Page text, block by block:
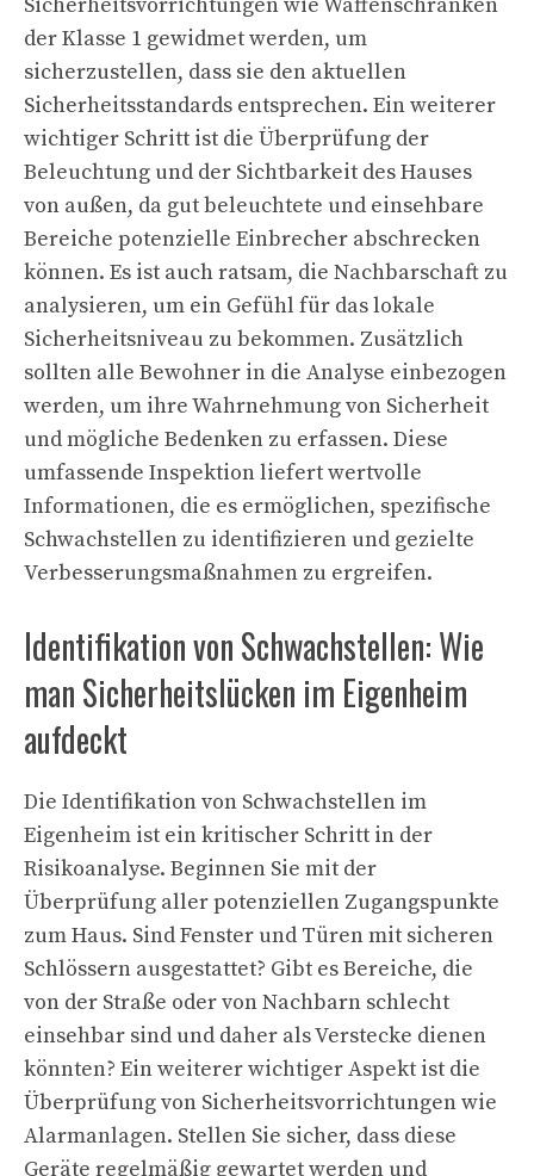
der Klasse 1 gewidmet werden, um
sicherzustellen, dass sie den aktuellen
Sicherheitsstandards entsprechen. Ein weiterer
wichtiger Schritt ist die Überprüfung der
Beleuchtung und der Sichtbarkeit des Hauses
von außen, da gut beleuchtete und einsehbare
Bereiche potenzielle Einbrecher abschrecken
können. Es ist auch ratsam, die Nachbarschaft zu
analysieren, um ein Gefühl für das lokale
Sicherheitsniveau zu bekommen. Zusätzlich
sollten alle Bewohner in die Analyse einbezogen
werden, um ihre Wahrnehmung von Sicherheit
und mögliche Bedenken zu erfassen. Diese
umfassende Inspektion liefert wertvolle
Informationen, die es ermöglichen, spezifische
Schwachstellen zu identifizieren und gezielte
Verbesserungsmaßnahmen zu ergreifen.
Identifikation von Schwachstellen: Wie
man Sicherheitslücken im Eigenheim
aufdeckt
Die Identifikation von Schwachstellen im
Eigenheim ist ein kritischer Schritt in der
Risikoanalyse. Beginnen Sie mit der
Überprüfung aller potenziellen Zugangspunkte
zum Haus. Sind Fenster und Türen mit sicheren
Schlössern ausgestattet? Gibt es Bereiche, die
von der Straße oder von Nachbarn schlecht
einsehbar sind und daher als Verstecke dienen
könnten? Ein weiterer wichtiger Aspekt ist die
Überprüfung von Sicherheitsvorrichtungen wie
Alarmanlagen. Stellen Sie sicher, dass diese
Geräte regelmäßig gewartet werden und